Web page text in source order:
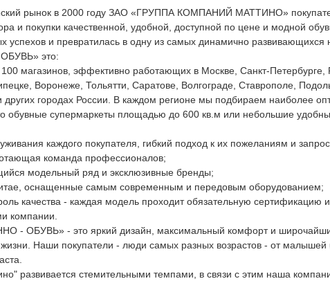
рынок в 2000 году ЗАО «ГРУППА КОМПАНИЙ МАТТИНО»
и покупки качественной, удобной, доступной по цене и модной
успехов и превратилась в одну из самых динамично развивающихся
это:
100 магазинов, эффективно работающих в Москве, Санкт-Петербурге,
Воронеже, Тольятти, Саратове, Волгограде, Ставрополе,
других городах России. В каждом регионе мы подбираем наиболее
обувные супермаркеты площадью до 600 кв.м или небольшие
каждого покупателя, гибкий подход к их пожеланиям и
команда профессионалов;
модельный ряд и эксклюзивные бренды;
оснащенные самым современным и передовым оборудованием;
качества - каждая модель проходит обязательную сертификацию
компании.
- ОБУВЬ» - это яркий дизайн, максимальный комфорт и
Наши покупатели - люди самых разных возрастов - от
развивается стемительными темпами, в связи с этим наша